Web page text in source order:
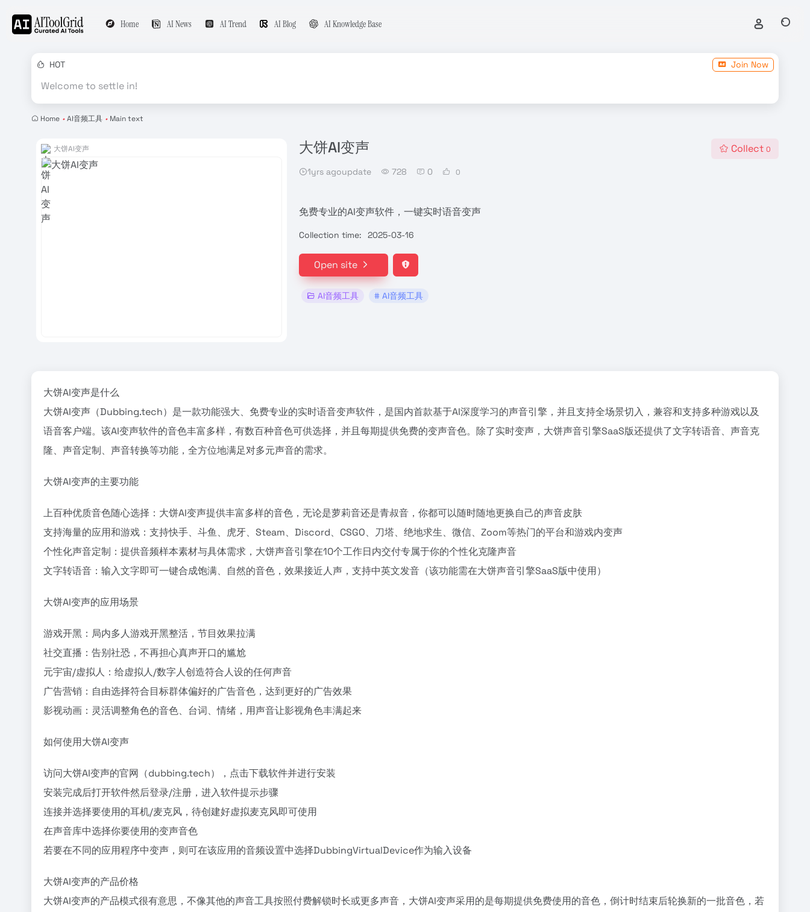
Home AI News AI Trend AI Blog AI Knowledge Base
HOT Join Now
Welcome to settle in!
Home • AI音频工具 • Main text
大饼AI变声
1yrs agoupdate 728 0 0
Collect 0
免费专业的AI变声软件，一键实时语音变声
Collection time: 2025-03-16
Open site
AI音频工具 # AI音频工具
大饼AI变声
大饼AI变声是什么
大饼AI变声（Dubbing.tech）是一款功能强大、免费专业的实时语音变声软件，是国内首款基于AI深度学习的声音引擎，并且支持全场景切入，兼容和支持多种游戏以及
语音客户端。该AI变声软件的音色丰富多样，有数百种音色可供选择，并且每期提供免费的变声音色。除了实时变声，大饼声音引擎SaaS版还提供了文字转语音、声音克
隆、声音定制、声音转换等功能，全方位地满足对多元声音的需求。
大饼AI变声的主要功能
上百种优质音色随心选择：大饼AI变声提供丰富多样的音色，无论是萝莉音还是青叔音，你都可以随时随地更换自己的声音皮肤
支持海量的应用和游戏：支持快手、斗鱼、虎牙、Steam、Discord、CSGO、刀塔、绝地求生、微信、Zoom等热门的平台和游戏内变声
个性化声音定制：提供音频样本素材与具体需求，大饼声音引擎在10个工作日内交付专属于你的个性化克隆声音
文字转语音：输入文字即可一键合成饱满、自然的音色，效果接近人声，支持中英文发音（该功能需在大饼声音引擎SaaS版中使用）
大饼AI变声的应用场景
游戏开黑：局内多人游戏开黑整活，节目效果拉满
社交直播：告别社恐，不再担心真声开口的尴尬
元宇宙/虚拟人：给虚拟人/数字人创造符合人设的任何声音
广告营销：自由选择符合目标群体偏好的广告音色，达到更好的广告效果
影视动画：灵活调整角色的音色、台词、情绪，用声音让影视角色丰满起来
如何使用大饼AI变声
访问大饼AI变声的官网（dubbing.tech），点击下载软件并进行安装
安装完成后打开软件然后登录/注册，进入软件提示步骤
连接并选择要使用的耳机/麦克风，待创建好虚拟麦克风即可使用
在声音库中选择你要使用的变声音色
若要在不同的应用程序中变声，则可在该应用的音频设置中选择DubbingVirtualDevice作为输入设备
大饼AI变声的产品价格
大饼AI变声的产品模式很有意思，不像其他的声音工具按照付费解锁时长或更多声音，大饼AI变声采用的是每期提供免费使用的音色，倒计时结束后轮换新的一批音色，若